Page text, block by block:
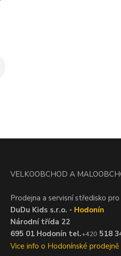
VELKOOBCHOD A
Prodejna a servisní středisko pro
DuDu Kids s.r.o. - Hodonín
Národní třída 22
695 01 Hodonín tel.+420 518
Vice info o Hodonínské prodejně